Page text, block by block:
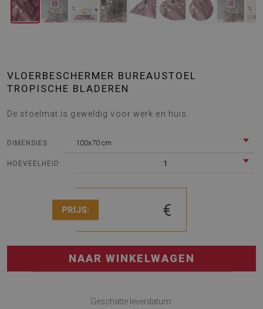
VLOERBESCHERMER BUREAUSTOEL
TROPISCHE BLADEREN
De stoelmat is geweldig voor werk en huis.
DIMENSIES: 100x70 cm
HOEVEELHEID: 1
PRIJS: €
NAAR WINKELWAGEN
Geschatte leverdatum: